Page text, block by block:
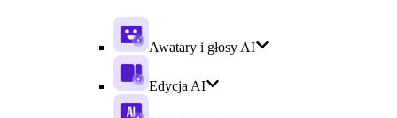
Awatary i głosy AI
Edycja AI